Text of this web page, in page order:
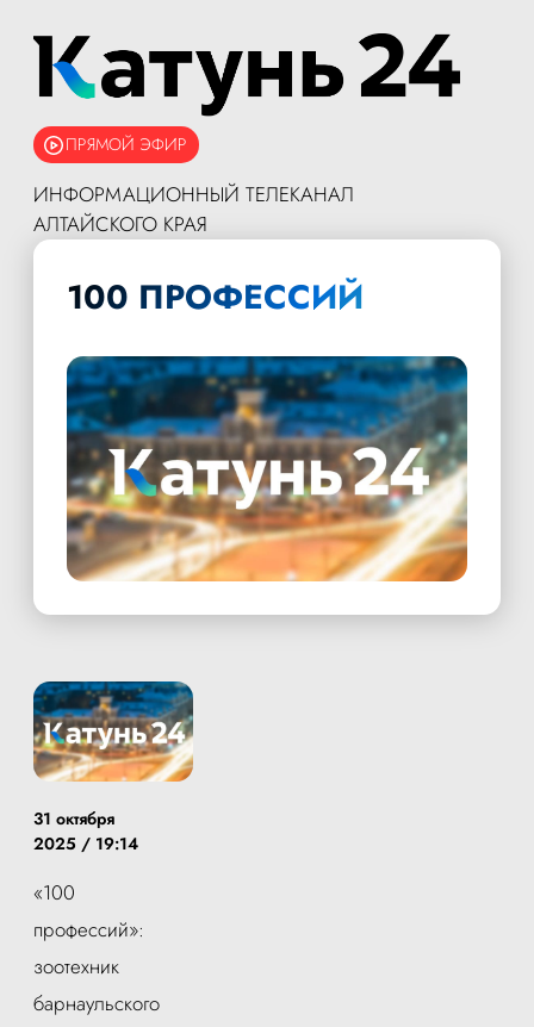
ПРЯМОЙ ЭФИР
ИНФОРМАЦИОННЫЙ ТЕЛЕКАНАЛ
АЛТАЙСКОГО КРАЯ
100 ПРОФЕССИЙ
31 октября
2025 / 19:14
«100
профессий»:
зоотехник
барнаульского